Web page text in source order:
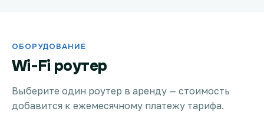
ОБОРУДОВАНИЕ
Wi-Fi роутер
Выберите один роутер в аренду — стоимость
добавится к ежемесячному платежу тарифа.